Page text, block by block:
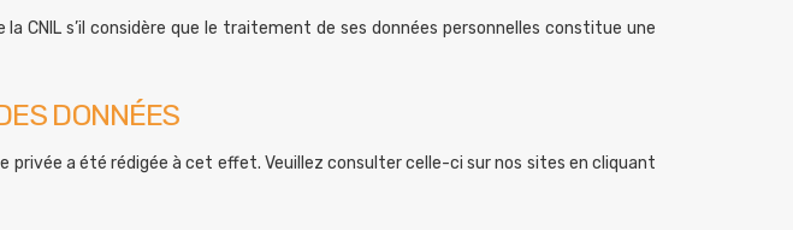
CNIL s’il considère que le traitement de ses données personnelles constitue une
DONNÉES
a été rédigée à cet effet. Veuillez consulter celle-ci sur nos sites en cliquant